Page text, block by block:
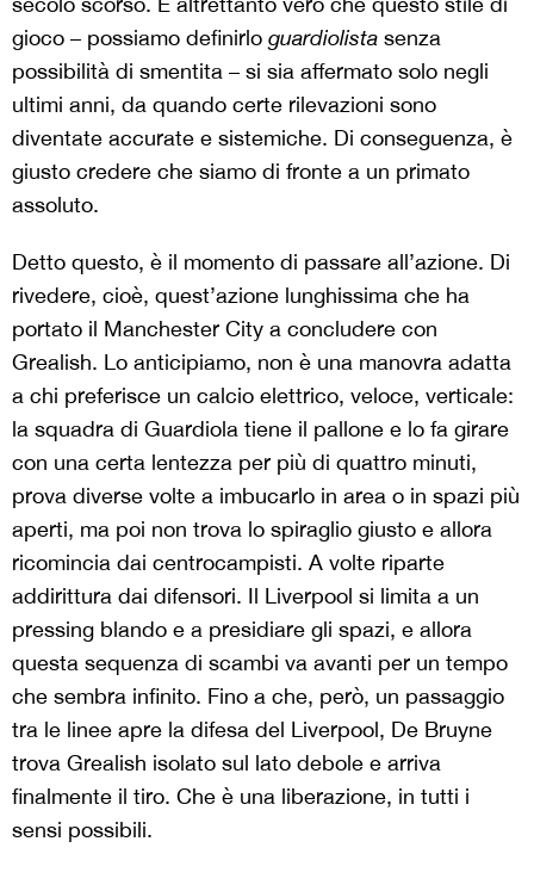
gioco – possiamo definirlo guardiolista senza
possibilità di smentita – si sia affermato solo negli
ultimi anni, da quando certe rilevazioni sono
diventate accurate e sistemiche. Di conseguenza, è
giusto credere che siamo di fronte a un primato
assoluto.
Detto questo, è il momento di passare all’azione. Di
rivedere, cioè, quest’azione lunghissima che ha
portato il Manchester City a concludere con
Grealish. Lo anticipiamo, non è una manovra adatta
a chi preferisce un calcio elettrico, veloce, verticale:
la squadra di Guardiola tiene il pallone e lo fa girare
con una certa lentezza per più di quattro minuti,
prova diverse volte a imbucarlo in area o in spazi più
aperti, ma poi non trova lo spiraglio giusto e allora
ricomincia dai centrocampisti. A volte riparte
addirittura dai difensori. Il Liverpool si limita a un
pressing blando e a presidiare gli spazi, e allora
questa sequenza di scambi va avanti per un tempo
che sembra infinito. Fino a che, però, un passaggio
tra le linee apre la difesa del Liverpool, De Bruyne
trova Grealish isolato sul lato debole e arriva
finalmente il tiro. Che è una liberazione, in tutti i
sensi possibili.